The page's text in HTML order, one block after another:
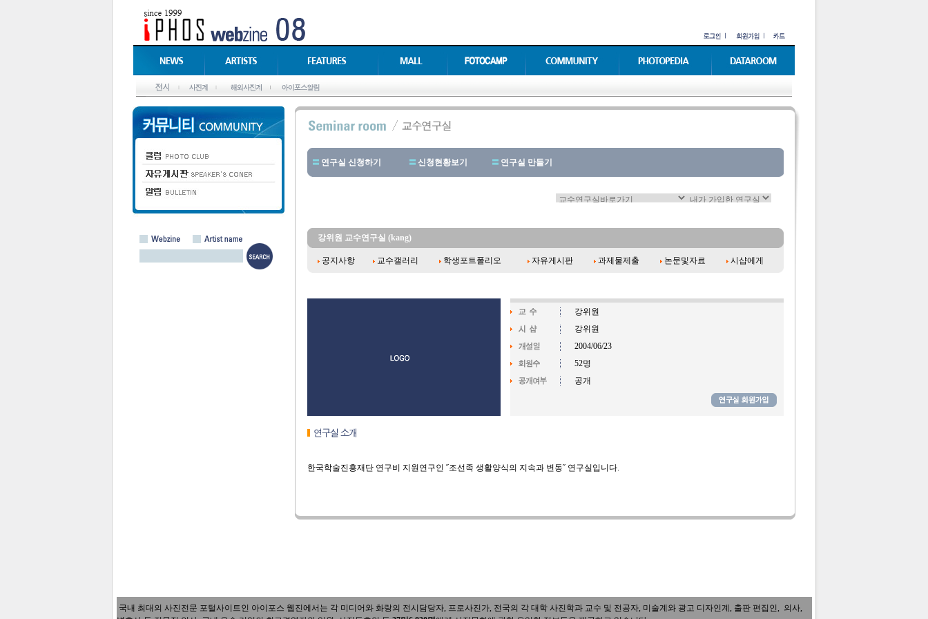
연구실 신청하기 신청현황보기 연구실 만들기
강위원 교수연구실 (kang)
공지사항 교수갤러리 학생포트폴리오 자유게시판 과제물제출 논문및자료 시샵에게
강위원
강위원
2004/06/23
52명
공개
한국학술진흥재단 연구비 지원연구인 ˝조선족 생활양식의 지속과 변동˝ 연구실입니다.
국내 최대의 사진전문 포털사이트인 아이포스 웹진에서는 각 미디어와 화랑의 전시담당자, 프로사진가, 전국의 각 대학 사진학과 교수 및 전공자, 미술계와 광고 디자인계, 출판 편집인, 의사,